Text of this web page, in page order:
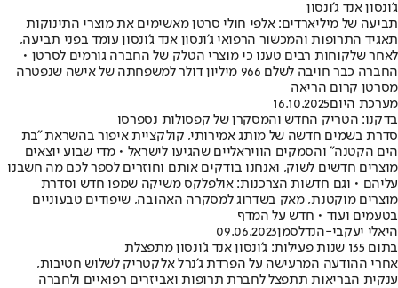
ג'ונסון אנד ג'ונסון
תביעה של מיליארדים: אלפי חולי סרטן מאשימים את מוצרי התינוקות
תאגיד התרופות והמכשור הרפואי ג'ונסון אנד ג'ונסון עומד בפני תביעה,
לאחר שלקוחות רבים טענו כי מוצרי הטלק של החברה גורמים לסרטן •
החברה כבר חויבה לשלם 966 מיליון דולר למשפחתה של אישה שנפטרה
מסרטן קרום הריאה
מערכת היום16.10.2025
בדקנו: הטריק החדש והמסקרן של קפסולות נספרסו
סדרת בשמים חדשה של מותג אמירותי, קולקציית איפור בהשראת "בת
הים הקטנה" והסמקים הוויראליים שהגיעו לישראל • מדי שבוע יוצאים
מוצרים חדשים לשוק, ואנחנו בודקים אותם וחוזרים לספר לכם מה חשבנו
עליהם • וגם חדשות הצרכנות: אולפלקס משיקה שמפו חדש וסדרת
מוצרים מוקטנת, מאק בשדרוג למסקרה האהובה, שיפודים טבעוניים
בטעמים ועוד • חדש על המדף
היאלי יעקבי-הנדלסמן09.06.2023
בתום 135 שנות פעילות: ג'ונסון אנד ג'ונסון מתפצלת
אחרי ההודעה המרעישה על הפרדת ג'נרל אלקטריק לשלוש חטיבות,
ענקית הבריאות תתפצל לחברת תרופות ואביזרים רפואיים ולחברה